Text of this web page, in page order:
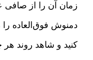
زمان آن را از صافی
دمنوش فوق‌العاده
کنید و شاهد روند هر